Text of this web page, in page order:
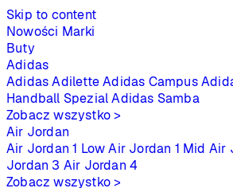
Skip to content
Nowości Marki
Buty
Adidas
Adidas Adilette Adidas Campus
Handball Spezial Adidas Samba
Zobacz wszystko >
Air Jordan
Air Jordan 1 Low Air Jordan 1 Mid Air
Jordan 3 Air Jordan 4
Zobacz wszystko >